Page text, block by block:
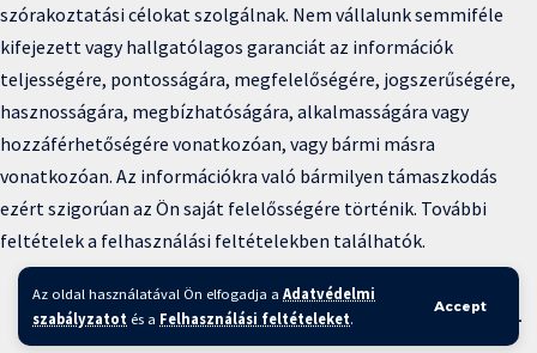
Az oldal használatával Ön elfogadja a Adatvédelmi
szabályzatot és a Felhasználási feltételeket.
Accept
szórakoztatási célokat szolgálnak. Nem vállalunk semmiféle
kifejezett vagy hallgatólagos garanciát az információk
teljességére, pontosságára, megfelelőségére, jogszerűségére,
hasznosságára, megbízhatóságára, alkalmasságára vagy
hozzáférhetőségére vonatkozóan, vagy bármi másra
vonatkozóan. Az információkra való bármilyen támaszkodás
ezért szigorúan az Ön saját felelősségére történik. További
feltételek a felhasználási feltételekben találhatók.
Copyright © 2025 BFKH.hu
Felhasználási feltételek –Adatvédelmi irányelvek – Kapcsolat –